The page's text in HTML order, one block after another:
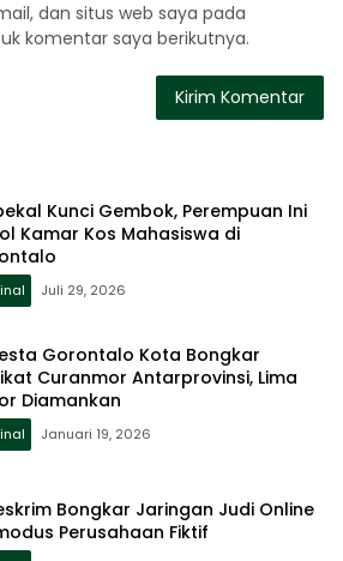
dan situs web saya pada
komentar saya berikutnya.
Kunci Gembok, Perempuan Ini
Kamar Kos Mahasiswa di
Juli 29, 2026
Gorontalo Kota Bongkar
Curanmor Antarprovinsi, Lima
Diamankan
Januari 19, 2026
Bongkar Jaringan Judi Online
Perusahaan Fiktif